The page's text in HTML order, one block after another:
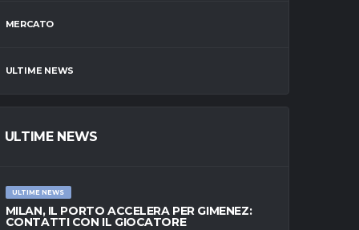
MERCATO
ULTIME NEWS
ULTIME NEWS
ULTIME NEWS
MILAN, IL PORTO ACCELERA PER GIMENEZ:
CONTATTI CON IL GIOCATORE